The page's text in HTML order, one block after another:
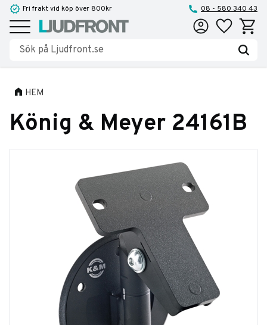
Meny
Fri frakt vid köp över 800kr 08 - 580 340 43
Favoriter
HEM
König & Meyer 24161B